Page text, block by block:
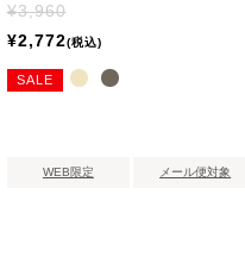
¥3,960
¥2,772 税込
SALE
WEB限定 メール便対象